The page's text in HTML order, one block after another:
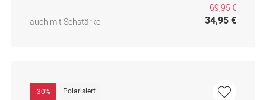
auch mit Sehstärke
69,95 €
34,95 €
-30% Polarisiert